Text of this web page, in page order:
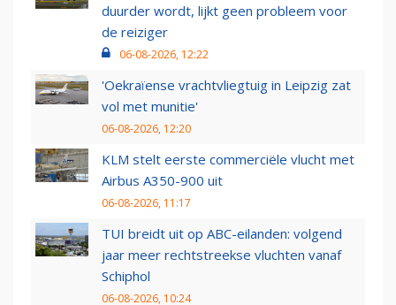
duurder wordt, lijkt geen probleem voor
de reiziger
06-08-2026, 12:22
'Oekraïense vrachtvliegtuig in Leipzig zat
vol met munitie'
06-08-2026, 12:20
KLM stelt eerste commerciële vlucht met
Airbus A350-900 uit
06-08-2026, 11:17
TUI breidt uit op ABC-eilanden: volgend
jaar meer rechtstreekse vluchten vanaf
Schiphol
06-08-2026, 10:24